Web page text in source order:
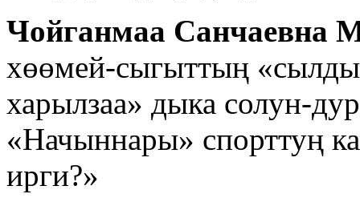
Чойганмаа Санчаевна
хөөмей-сыгыттың
харылзаа» дыка солун-
«Начыннары» спорттуң
ирги?»